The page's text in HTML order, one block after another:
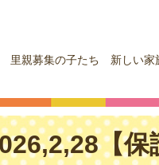
里親募集の子たち 新しい家
【保